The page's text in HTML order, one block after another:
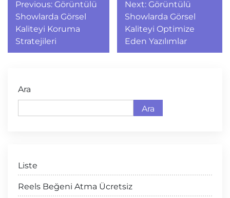
gezinmesi
Previous: Görüntülü
Showlarda Görsel
Kaliteyi Koruma
Stratejileri
Next: Görüntülü
Showlarda Görsel
Kaliteyi Optimize
Eden Yazılımlar
Ara
Ara
Liste
Reels Beğeni Atma Ücretsiz